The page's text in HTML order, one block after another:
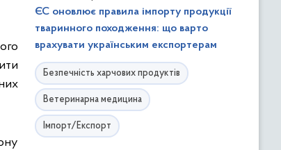
ЄС оновлює правила імпорту продукції
тваринного походження: що варто
врахувати українським експортерам
Безпечність харчових продуктів
Ветеринарна медицина
Імпорт/Експорт